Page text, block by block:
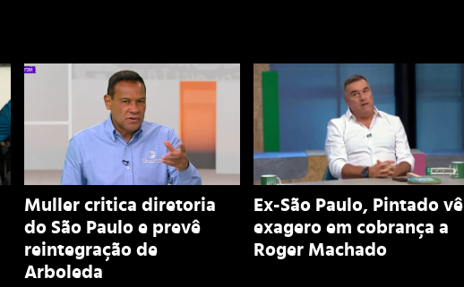
Muller critica diretoria
do São Paulo e prevê
reintegração de
Arboleda
Ex-São Paulo, Pintado vê
exagero em cobrança a
Roger Machado